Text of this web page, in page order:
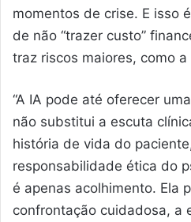
momentos de crise. E isso
de não “trazer custo”
traz riscos maiores, como
“A IA pode até oferecer
não substitui a escuta
história de vida do
responsabilidade ética do
é apenas acolhimento. Ela
confrontação cuidadosa, a